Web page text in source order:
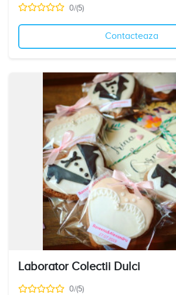
0/(5)
Contacteaza
Laborator Colectii Dulci
0/(5)